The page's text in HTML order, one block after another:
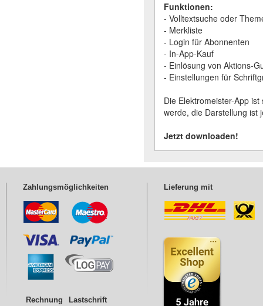
Funktionen:
- Volltextsuche oder
- Merkliste
- Login für Abonnenten
- In-App-Kauf
- Einlösung von Aktions-
- Einstellungen für
Die Elektromeister-App
werde, die Darstellung ist
Jetzt downloaden!
Zahlungsmöglichkeiten
Rechnung
Lastschrift
Lieferung mit